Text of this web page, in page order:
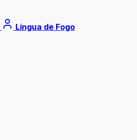
Língua de Fogo